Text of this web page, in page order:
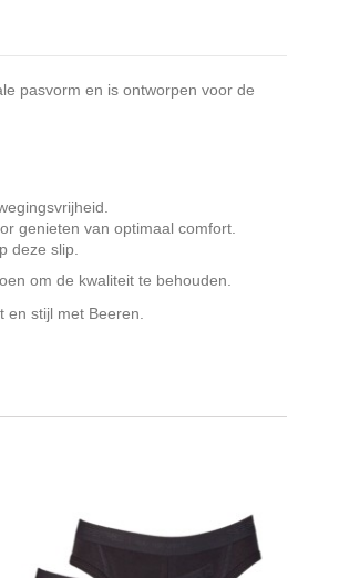
pasvorm en is ontworpen voor de
genieten van optimaal comfort.
deze slip.
om de kwaliteit te behouden.
stijl met Beeren.